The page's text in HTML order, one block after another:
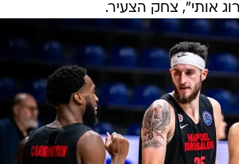
אותי", צחק הצעיר.